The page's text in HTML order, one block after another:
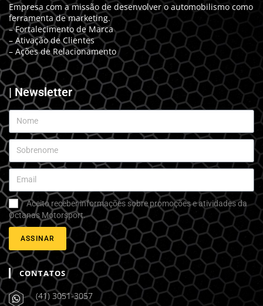
Empresa com a missão de desenvolver o automobilismo como
ferramenta de marketing.
– Fortalecimento de Marca
– Ativação de Clientes
– Ações de Relacionamento
| Newsletter
Aceito receber informações sobre promoções e atividades da
Octanas Motorsport.
ASSINAR
CONTATOS
(41) 3051-3057